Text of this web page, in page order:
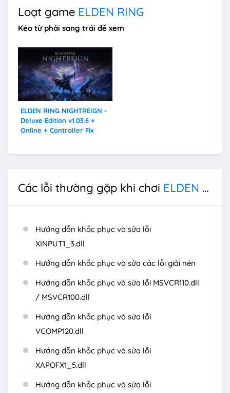
Loạt game ELDEN RING
Kéo từ phải sang trái để xem
ELDEN RING NIGHTREIGN -
Deluxe Edition v1.03.6 +
Online + Controller Fix
Các lỗi thường gặp khi chơi ELDEN RING
Hướng dẫn khắc phục và sửa lỗi
XINPUT1_3.dll
Hướng dẫn khắc phục và sửa các lỗi giải nén
Hướng dẫn khắc phục và sửa lỗi MSVCR110.dll
/ MSVCR100.dll
Hướng dẫn khắc phục và sửa lỗi
VCOMP120.dll
Hướng dẫn khắc phục và sửa lỗi
XAPOFX1_5.dll
Hướng dẫn khắc phục và sửa lỗi